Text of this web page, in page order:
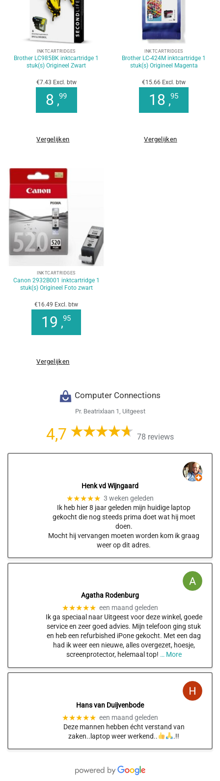
INKTCARTRIDGES
Brother LC985BK inktcartridge 1
stuk(s) Origineel Zwart
€7.43 Excl. btw
8 ,99
Vergelijken
INKTCARTRIDGES
Brother LC-424M inktcartridge 1
stuk(s) Origineel Magenta
€15.66 Excl. btw
18 ,95
Vergelijken
INKTCARTRIDGES
Canon 2932B001 inktcartridge 1
stuk(s) Origineel Foto zwart
€16.49 Excl. btw
19 ,95
Vergelijken
Computer Connections
Pr. Beatrixlaan 1, Uitgeest
4,7 78 reviews
Henk vd Wijngaard
★★★★★ 3 weken geleden
Ik heb hier 8 jaar geleden mijn huidige laptop
gekocht die nog steeds prima doet wat hij moet
doen.
Mocht hij vervangen moeten worden kom ik graag
weer op dit adres.
Agatha Rodenburg
★★★★★ een maand geleden
Ik ga speciaal naar Uitgeest voor deze winkel, goede
service en zeer goed advies. Mijn telefoon ging stuk
en heb een refurbished iPone gekocht. Met een dag
had ik weer een nieuwe, alles overgezet, hoesje,
screenprotector, helemaal top! … More
Hans van Duijvenbode
★★★★★ een maand geleden
Deze mannen hebben écht verstand van
zaken..laptop weer werkend..
.!!